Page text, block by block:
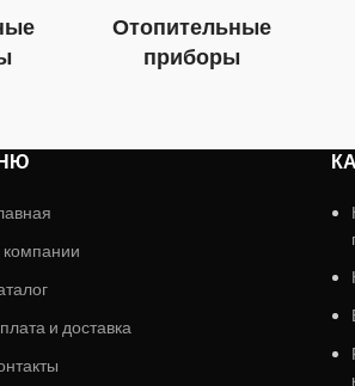
Отопительные
приборы
и доставка